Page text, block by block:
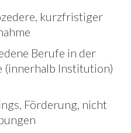
kurzfristiger
Berufe in der
(innerhalb Institution)
Förderung, nicht